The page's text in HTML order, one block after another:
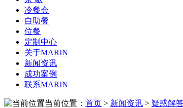
冷餐会
自助餐
位餐
定制中心
关于MARIN
新闻资讯
成功案例
联系MARIN
当前位置： 首页 > 新闻资讯 > 疑惑解